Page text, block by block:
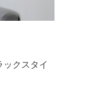
ックスタイ